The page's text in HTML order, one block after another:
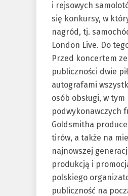
i rejsowych
się konkursy, w
nagród, tj.
London Live. Do
Przed koncertem
publiczności dwie
autografami
osób obsługi, w
podwykonawczych
Goldsmitha
tirów, a także na
najnowszej
produkcją i
polskiego
publiczność na